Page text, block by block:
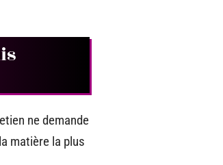
ne demande
matière la plus